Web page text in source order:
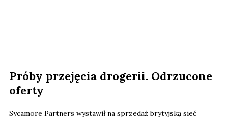
Próby przejęcia drogerii. Odrzucone
oferty
Sycamore Partners wystawił na sprzedaż brytyjską sieć